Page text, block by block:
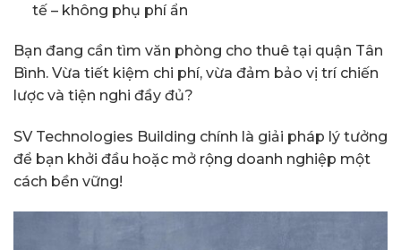
tế – không phụ phí ẩn
Bạn đang cần tìm văn phòng cho thuê tại quận Tân
Bình. Vừa tiết kiệm chi phí, vừa đảm bảo vị trí chiến
lược và tiện nghi đầy đủ?
SV Technologies Building chính là giải pháp lý tưởng
để bạn khởi đầu hoặc mở rộng doanh nghiệp một
cách bền vững!